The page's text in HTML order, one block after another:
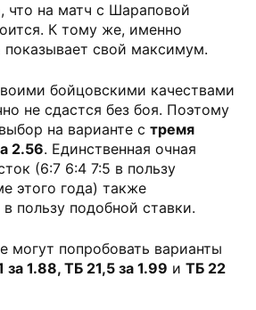
на матч с Шараповой
К тому же, именно
свой максимум.
бойцовскими качествами
не сдастся без боя. Поэтому
на варианте с тремя
2.56. Единственная очная
(6:7 6:4 7:5 в пользу
этого года) также
пользу подобной ставки.
могут попробовать варианты
за 1.88, ТБ 21,5 за 1.99 и ТБ 22